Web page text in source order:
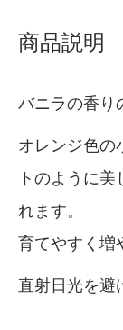
商品説明
バニラの香り
オレンジ色の
トのように
れます。
育てやすく増
直射日光を避